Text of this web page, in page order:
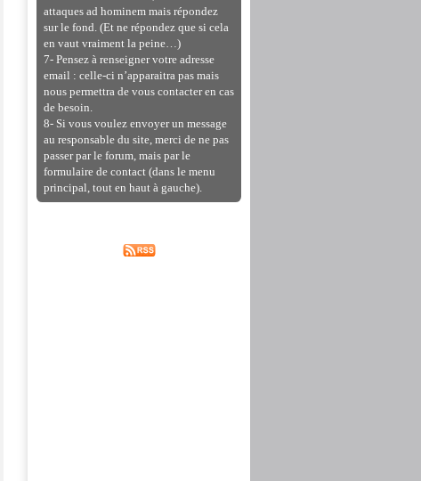
attaques ad hominem mais répondez
sur le fond. (Et ne répondez que si cela
en vaut vraiment la peine…)
7- Pensez à renseigner votre adresse
email : celle-ci n’apparaitra pas mais
nous permettra de vous contacter en cas
de besoin.
8- Si vous voulez envoyer un message
au responsable du site, merci de ne pas
passer par le forum, mais par le
formulaire de contact (dans le menu
principal, tout en haut à gauche).